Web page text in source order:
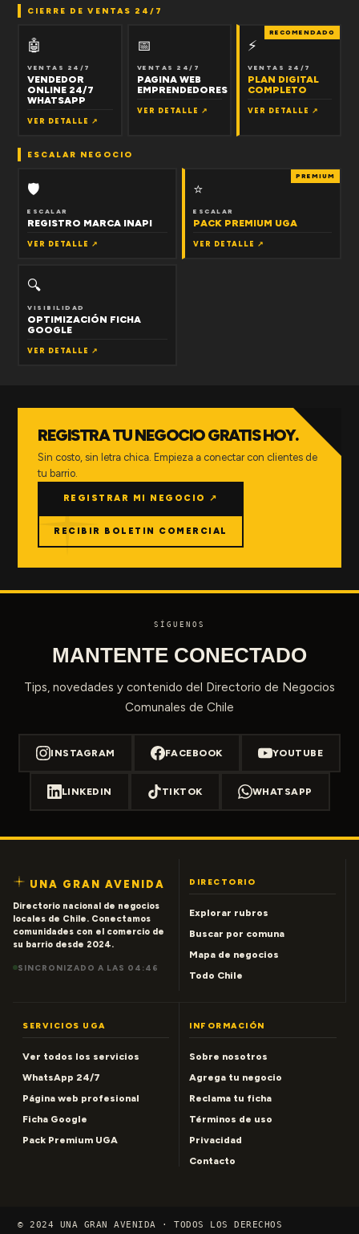
CIERRE DE VENTAS 24/7
🤖
VENTAS 24/7
VENDEDOR
ONLINE 24/7
WHATSAPP
VER DETALLE ↗
📅
VENTAS 24/7
PAGINA WEB
EMPRENDEDORES
VER DETALLE ↗
RECOMENDADO
⚡
VENTAS 24/7
PLAN DIGITAL
COMPLETO
VER DETALLE ↗
ESCALAR NEGOCIO
🛡
ESCALAR
REGISTRO MARCA INAPI
VER DETALLE ↗
PREMIUM
⭐
ESCALAR
PACK PREMIUM UGA
VER DETALLE ↗
🔍
VISIBILIDAD
OPTIMIZACIÓN FICHA
GOOGLE
VER DETALLE ↗
REGISTRA TU NEGOCIO GRATIS HOY.
Sin costo, sin letra chica. Empieza a conectar con clientes de
tu barrio.
REGISTRAR MI NEGOCIO ↗
RECIBIR BOLETIN COMERCIAL
SÍGUENOS
MANTENTE CONECTADO
Tips, novedades y contenido del Directorio de Negocios
Comunales de Chile
INSTAGRAM FACEBOOK YOUTUBE
LINKEDIN TIKTOK WHATSAPP
UNA GRAN AVENIDA
Directorio nacional de negocios
locales de Chile. Conectamos
comunidades con el comercio de
su barrio desde 2024.
SINCRONIZADO A LAS 04:46
DIRECTORIO
Explorar rubros
Buscar por comuna
Mapa de negocios
Todo Chile
SERVICIOS UGA
Ver todos los servicios
WhatsApp 24/7
Página web profesional
Ficha Google
Pack Premium UGA
INFORMACIÓN
Sobre nosotros
Agrega tu negocio
Reclama tu ficha
Términos de uso
Privacidad
Contacto
© 2024 UNA GRAN AVENIDA · TODOS LOS DERECHOS